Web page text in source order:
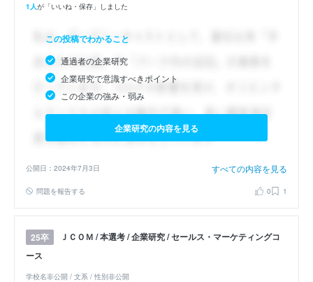
1人が「いいね・保存」しました
この投稿でわかること
通過者の企業研究
企業研究で意識すべきポイント
この企業の強み・弱み
企業研究の内容を見る
公開日：2024年7月3日 すべての内容を見る
問題を報告する 0 1
25卒
ＪＣＯＭ / 本選考 / 企業研究 / セールス・マーケティングコ
ース
学校名非公開 / 文系 / 性別非公開